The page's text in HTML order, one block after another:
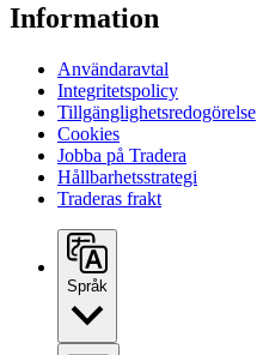
Information
Användaravtal
Integritetspolicy
Tillgänglighetsredogörelse
Cookies
Jobba på Tradera
Hållbarhetsstrategi
Traderas frakt
Språk